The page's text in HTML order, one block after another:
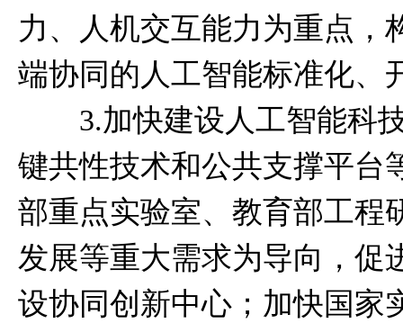
力、人机交互能力为重点，
端协同的人工智能标准化、
3.加快建设人工智能科技
键共性技术和公共支撑平台
部重点实验室、教育部工程
发展等重大需求为导向，促
设协同创新中心；加快国家